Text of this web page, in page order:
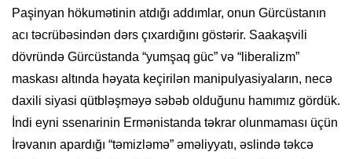
Paşinyan hökumətinin atdığı addımlar, onun Gürcüstanın
acı təcrübəsindən dərs çıxardığını göstərir. Saakaşvili
dövründə Gürcüstanda “yumşaq güc” və “liberalizm”
maskası altında həyata keçirilən manipulyasiyaların, necə
daxili siyasi qütbləşməyə səbəb olduğunu hamımız gördük.
İndi eyni ssenarinin Ermənistanda təkrar olunmaması üçün
İrəvanın apardığı “təmizləmə” əməliyyatı, əslində təkcə